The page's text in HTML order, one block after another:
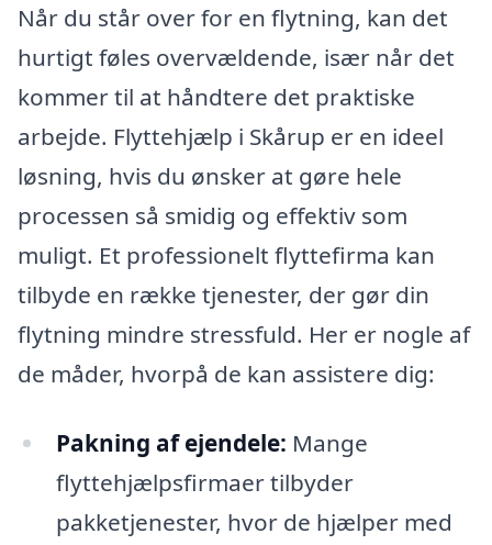
Når du står over for en flytning, kan det
hurtigt føles overvældende, især når det
kommer til at håndtere det praktiske
arbejde. Flyttehjælp i Skårup er en ideel
løsning, hvis du ønsker at gøre hele
processen så smidig og effektiv som
muligt. Et professionelt flyttefirma kan
tilbyde en række tjenester, der gør din
flytning mindre stressfuld. Her er nogle af
de måder, hvorpå de kan assistere dig:
Pakning af ejendele: Mange
flyttehjælpsfirmaer tilbyder
pakketjenester, hvor de hjælper med